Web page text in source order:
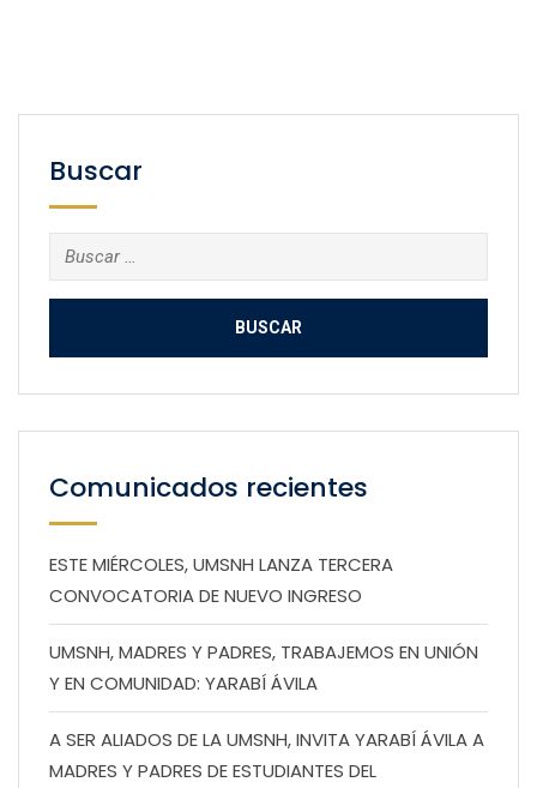
Buscar
Buscar:
Comunicados recientes
ESTE MIÉRCOLES, UMSNH LANZA TERCERA
CONVOCATORIA DE NUEVO INGRESO
UMSNH, MADRES Y PADRES, TRABAJEMOS EN UNIÓN
Y EN COMUNIDAD: YARABÍ ÁVILA
A SER ALIADOS DE LA UMSNH, INVITA YARABÍ ÁVILA A
MADRES Y PADRES DE ESTUDIANTES DEL